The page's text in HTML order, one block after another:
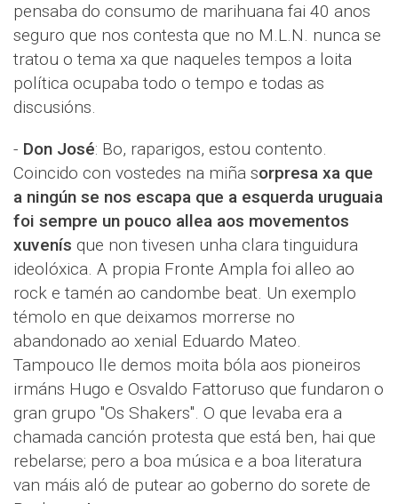
pensaba do consumo de marihuana fai 40 anos
seguro que nos contesta que no M.L.N. nunca se
tratou o tema xa que naqueles tempos a loita
política ocupaba todo o tempo e todas as
discusións.
- Don José: Bo, raparigos, estou contento.
Coincido con vostedes na miña sorpresa xa que
a ningún se nos escapa que a esquerda uruguaia
foi sempre un pouco allea aos movementos
xuvenís que non tivesen unha clara tinguidura
ideolóxica. A propia Fronte Ampla foi alleo ao
rock e tamén ao candombe beat. Un exemplo
témolo en que deixamos morrerse no
abandonado ao xenial Eduardo Mateo.
Tampouco lle demos moita bóla aos pioneiros
irmáns Hugo e Osvaldo Fattoruso que fundaron o
gran grupo "Os Shakers". O que levaba era a
chamada canción protesta que está ben, hai que
rebelarse; pero a boa música e a boa literatura
van máis aló de putear ao goberno do sorete de